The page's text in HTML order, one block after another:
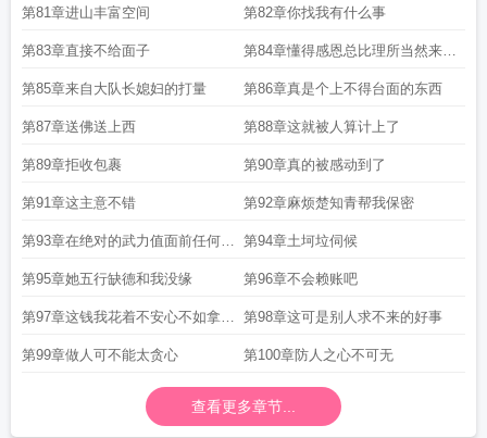
完了
第81章进山丰富空间 第82章你找我有什么事
第83章直接不给面子 第84章懂得感恩总比理所当然来的
好
第85章来自大队长媳妇的打量 第86章真是个上不得台面的东西
第87章送佛送上西 第88章这就被人算计上了
第89章拒收包裹 第90章真的被感动到了
第91章这主意不错 第92章麻烦楚知青帮我保密
第93章在绝对的武力值面前任何阴
谋诡计都是无用功
第94章土坷垃伺候
第95章她五行缺德和我没缘 第96章不会赖账吧
第97章这钱我花着不安心不如拿去
做善事
第98章这可是别人求不来的好事
第99章做人可不能太贪心 第100章防人之心不可无
查看更多章节...